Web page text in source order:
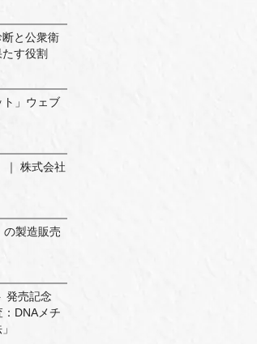
と公衆衛
す役割
」ウェブ
｜ 株式会社
の製造販売
発売記念
DNAメチ